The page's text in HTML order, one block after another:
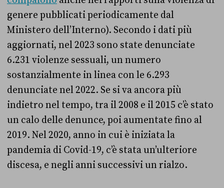
genere pubblicati periodicamente dal
Ministero dell’Interno). Secondo i dati più
aggiornati, nel 2023 sono state denunciate
6.231 violenze sessuali, un numero
sostanzialmente in linea con le 6.293
denunciate nel 2022. Se si va ancora più
indietro nel tempo, tra il 2008 e il 2015 c’è stato
un calo delle denunce, poi aumentate fino al
2019. Nel 2020, anno in cui è iniziata la
pandemia di Covid-19, c’è stata un’ulteriore
discesa, e negli anni successivi un rialzo.